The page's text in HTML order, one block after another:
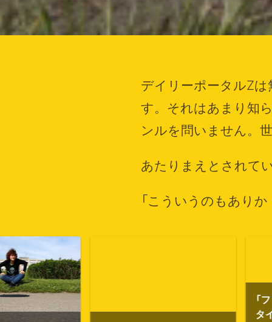
デイリーポータルZ
す。 それはあまり知
ンルを問いません。
あたりまえとされて
「こういうのもあり
「ファミマ入店音」
タイトルは「大盛況